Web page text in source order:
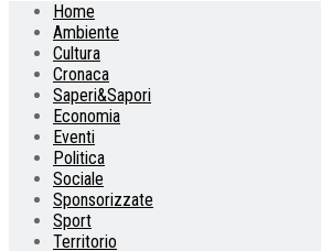
Home
Ambiente
Cultura
Cronaca
Saperi&Sapori
Economia
Eventi
Politica
Sociale
Sponsorizzate
Sport
Territorio